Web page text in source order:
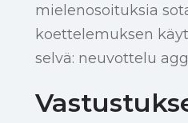
mielenosoituksia
koettelemuksen
selvä: neuvottelu